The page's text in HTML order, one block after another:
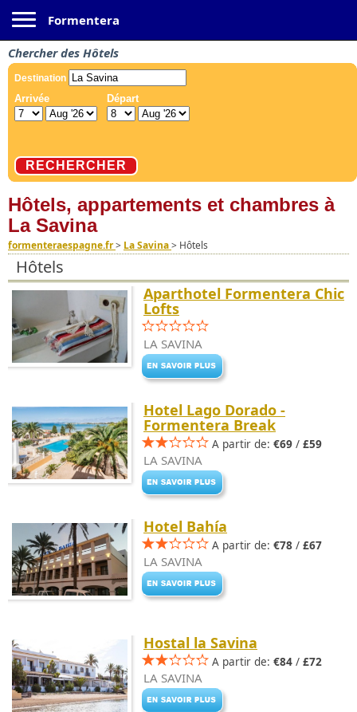
Formentera
Chercher des Hôtels
Hôtels, appartements et chambres à
La Savina
formenteraespagne.fr> La Savina> Hôtels
Hôtels
Aparthotel Formentera Chic
Lofts
LA SAVINA
Hotel Lago Dorado -
Formentera Break
A partir de: €69 / £59
LA SAVINA
Hotel Bahía
A partir de: €78 / £67
LA SAVINA
Hostal la Savina
A partir de: €84 / £72
LA SAVINA